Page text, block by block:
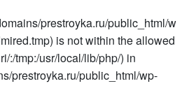
prestroyka.ru/public_html/w
is not within the allowed
:/tmp:/usr/local/lib/php/) in
prestroyka.ru/public_html/wp-